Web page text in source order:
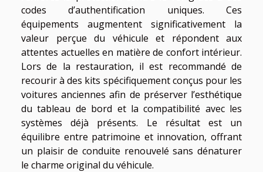
codes d’authentification uniques. Ces
équipements augmentent significativement la
valeur perçue du véhicule et répondent aux
attentes actuelles en matière de confort intérieur.
Lors de la restauration, il est recommandé de
recourir à des kits spécifiquement conçus pour les
voitures anciennes afin de préserver l’esthétique
du tableau de bord et la compatibilité avec les
systèmes déjà présents. Le résultat est un
équilibre entre patrimoine et innovation, offrant
un plaisir de conduite renouvelé sans dénaturer
le charme original du véhicule.